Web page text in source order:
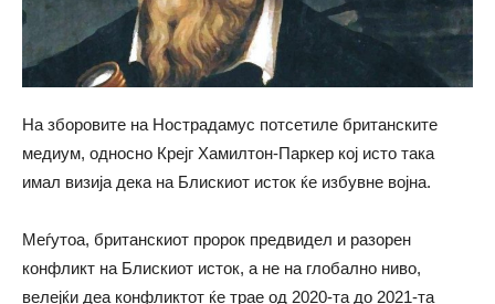
На зборовите на Нострадамус потсетиле британските
медиум, односно Крејг Хамилтон-Паркер кој исто така
имал визија дека на Блискиот исток ќе избувне војна.
Меѓутоа, британскиот пророк предвидел и разорен
конфликт на Блискиот исток, а не на глобално ниво,
велејќи деа конфликтот ќе трае од 2020-та до 2021-та